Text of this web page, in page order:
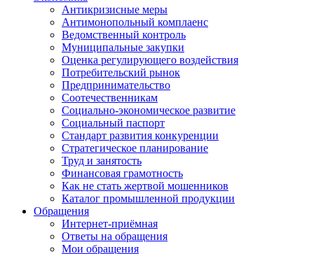
Антикризисные меры
Антимонопольный комплаенс
Ведомственный контроль
Муниципальные закупки
Оценка регулирующего воздействия
Потребительский рынок
Предпринимательство
Соотечественникам
Социально-экономическое развитие
Социальный паспорт
Стандарт развития конкуренции
Стратегическое планирование
Труд и занятость
Финансовая грамотность
Как не стать жертвой мошенников
Каталог промышленной продукции
Обращения
Интернет-приёмная
Ответы на обращения
Мои обращения